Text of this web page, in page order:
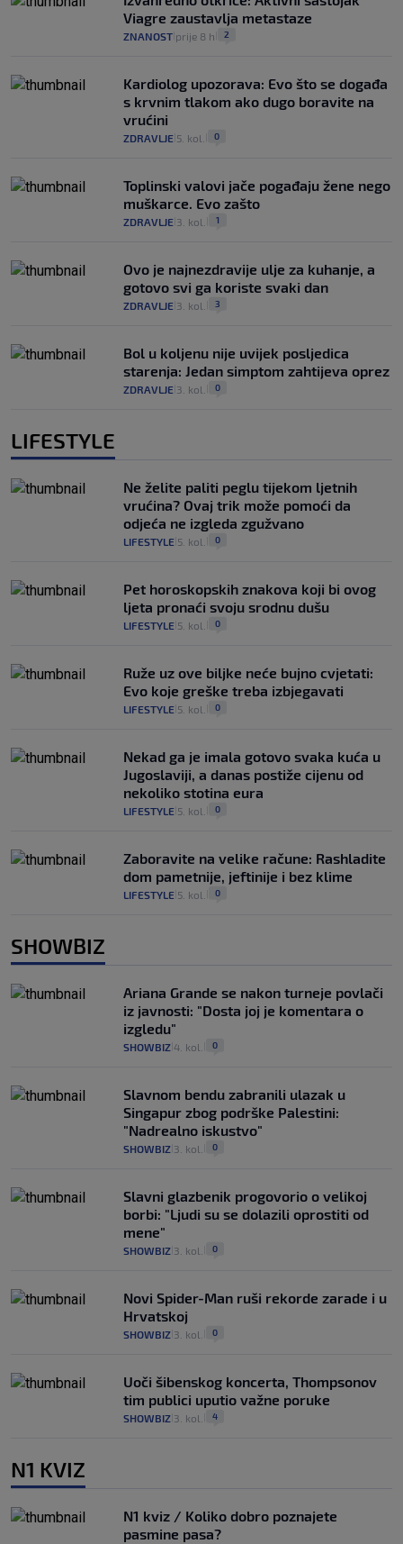
Viagre zaustavlja metastaze
ZNANOST prije 8 h 2
Kardiolog upozorava: Evo što se događa
s krvnim tlakom ako dugo boravite na
vrućini
ZDRAVLJE 5. kol. 0
Toplinski valovi jače pogađaju žene nego
muškarce. Evo zašto
ZDRAVLJE 3. kol. 1
Ovo je najnezdravije ulje za kuhanje, a
gotovo svi ga koriste svaki dan
ZDRAVLJE 3. kol. 3
Bol u koljenu nije uvijek posljedica
starenja: Jedan simptom zahtijeva oprez
ZDRAVLJE 3. kol. 0
LIFESTYLE
Ne želite paliti peglu tijekom ljetnih
vrućina? Ovaj trik može pomoći da
odjeća ne izgleda zgužvano
LIFESTYLE 5. kol. 0
Pet horoskopskih znakova koji bi ovog
ljeta pronaći svoju srodnu dušu
LIFESTYLE 5. kol. 0
Ruže uz ove biljke neće bujno cvjetati:
Evo koje greške treba izbjegavati
LIFESTYLE 5. kol. 0
Nekad ga je imala gotovo svaka kuća u
Jugoslaviji, a danas postiže cijenu od
nekoliko stotina eura
LIFESTYLE 5. kol. 0
Zaboravite na velike račune: Rashladite
dom pametnije, jeftinije i bez klime
LIFESTYLE 5. kol. 0
SHOWBIZ
Ariana Grande se nakon turneje povlači
iz javnosti: "Dosta joj je komentara o
izgledu"
SHOWBIZ 4. kol. 0
Slavnom bendu zabranili ulazak u
Singapur zbog podrške Palestini:
"Nadrealno iskustvo"
SHOWBIZ 3. kol. 0
Slavni glazbenik progovorio o velikoj
borbi: "Ljudi su se dolazili oprostiti od
mene"
SHOWBIZ 3. kol. 0
Novi Spider-Man ruši rekorde zarade i u
Hrvatskoj
SHOWBIZ 3. kol. 0
Uoči šibenskog koncerta, Thompsonov
tim publici uputio važne poruke
SHOWBIZ 3. kol. 4
N1 KVIZ
N1 kviz / Koliko dobro poznajete
pasmine pasa?